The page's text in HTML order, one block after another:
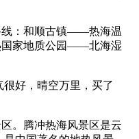
线：和顺古镇——热海温
家地质公园——北海湿
好，晴空万里，买了
。腾冲热海风景区是云